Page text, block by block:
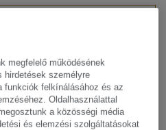
megfelelő működésének
hirdetések személyre
funkciók felkínálásához és az
Oldalhasználattal
a közösségi média
és elemzési szolgáltatásokat